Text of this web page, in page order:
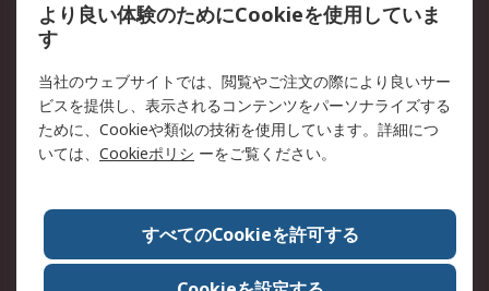
クッキーポリシー
RSについて
会社概要
採用情報
プレスリリース＆お知ら
コーポレートサイト
全世界のRS
RSの歴史
ESGへの取り組み（英語）
認証について
より良い体験のためにCookieを使用していま
す
当社のウェブサイトでは、閲覧やご注文の際により良いサー
ビスを提供し、表示されるコンテンツをパーソナライズする
ために、Cookieや類似の技術を使用しています。詳細につ
いては、 Cookieポリシ ーをご覧ください。
すべてのCookieを許可する